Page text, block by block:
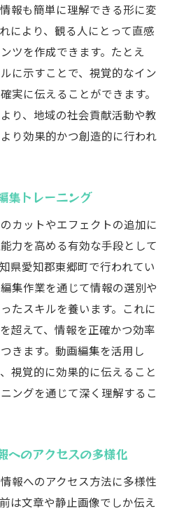
報も簡単に理解できる形に変
により、観る人にとって直感
ツを作成できます。たとえ
に示すことで、視覚的なイン
実に伝えることができます。
り、地域の社会貢献活動や教
り効果的かつ創造的に行われ
集トレーニング
カットやエフェクトの追加に
力を高める有効な手段として
県愛知郡東郷町で行われてい
集作業を通じて情報の選別や
たスキルを養います。これに
超えて、情報を正確かつ効率
きます。動画編集を活用し
視覚的に効果的に伝えること
ングを通じて深く理解するこ
へのアクセスの多様化
報へのアクセス方法に多様性
は文章や静止画像でしか伝え